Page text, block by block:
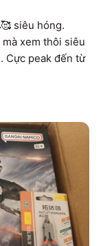
siêu hóng.
xem thôi siêu
Cực peak đến từ